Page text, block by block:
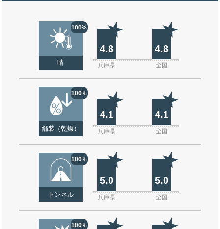
100%
晴
4.8 4.8
兵庫県 全国
100%
舗装（乾燥）
4.1 4.1
兵庫県 全国
100%
トンネル
5.0 5.0
兵庫県 全国
100%